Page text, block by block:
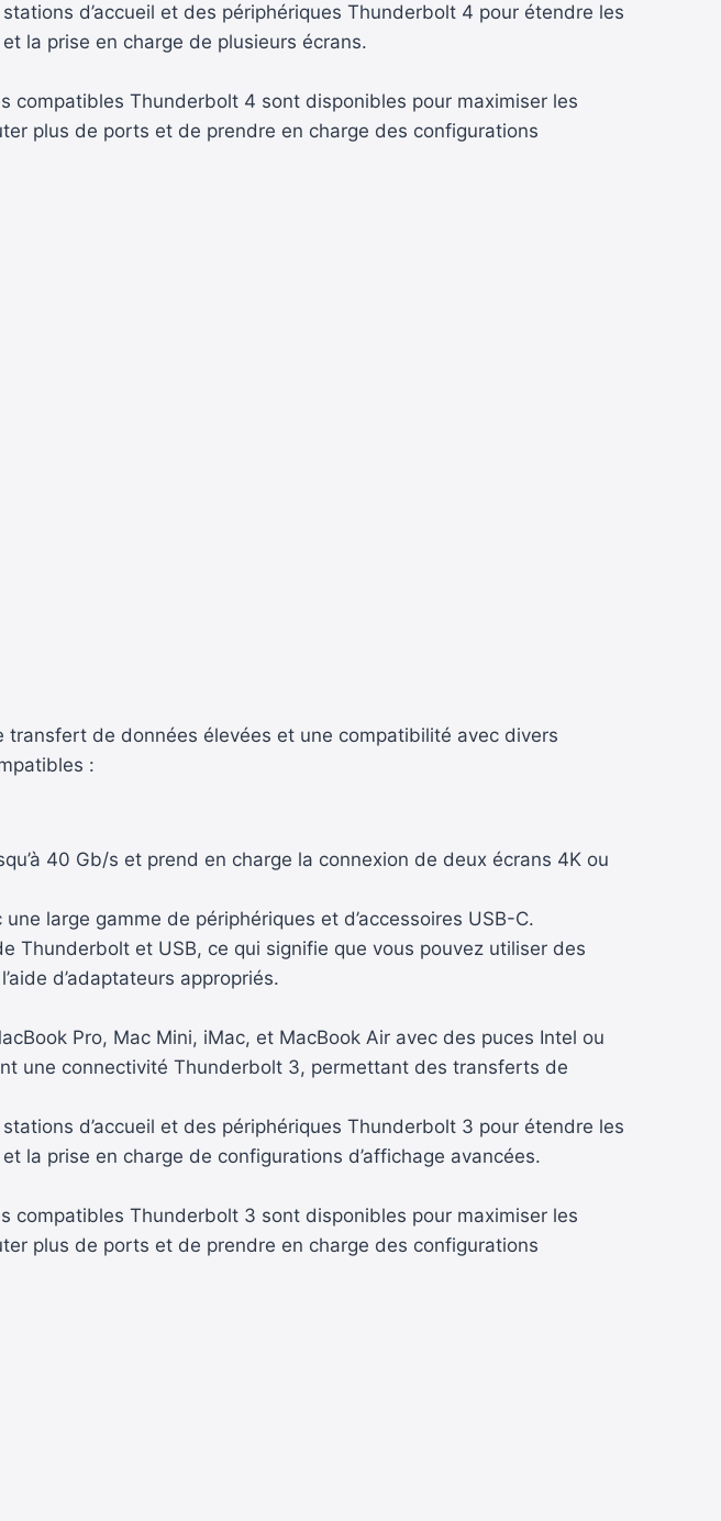
d’accueil et des périphériques Thunderbolt 4 pour étendre les
la prise en charge de plusieurs écrans.
compatibles Thunderbolt 4 sont disponibles pour maximiser les
plus de ports et de prendre en charge des configurations
de données élevées et une compatibilité avec divers
:
40 Gb/s et prend en charge la connexion de deux écrans 4K ou
large gamme de périphériques et d’accessoires USB-C.
et USB, ce qui signifie que vous pouvez utiliser des
d’adaptateurs appropriés.
Pro, Mac Mini, iMac, et MacBook Air avec des puces Intel ou
une connectivité Thunderbolt 3, permettant des transferts de
d’accueil et des périphériques Thunderbolt 3 pour étendre les
la prise en charge de configurations d’affichage avancées.
compatibles Thunderbolt 3 sont disponibles pour maximiser les
plus de ports et de prendre en charge des configurations